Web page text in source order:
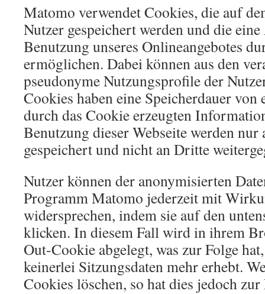
Matomo verwendet Cookies, die auf
Nutzer gespeichert werden und die
Benutzung unseres Onlineangebotes
ermöglichen. Dabei können aus den
pseudonyme Nutzungsprofile der
Cookies haben eine Speicherdauer von
durch das Cookie erzeugten
Benutzung dieser Webseite werden nur
gespeichert und nicht an Dritte
Nutzer können der anonymisierten
Programm Matomo jederzeit mit
widersprechen, indem sie auf den
klicken. In diesem Fall wird in ihrem
Out-Cookie abgelegt, was zur Folge
keinerlei Sitzungsdaten mehr erhebt.
Cookies löschen, so hat dies jedoch zur